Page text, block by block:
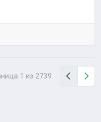
1 из 2739 Назад